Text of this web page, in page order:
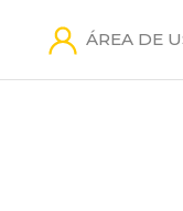
ÁREA DE